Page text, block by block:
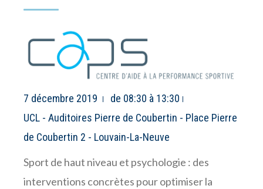
7 décembre 2019
de 08:30 à 13:30
UCL - Auditoires Pierre de Coubertin - Place Pierre
de Coubertin 2 - Louvain-La-Neuve
Sport de haut niveau et psychologie : des
interventions concrètes pour optimiser la